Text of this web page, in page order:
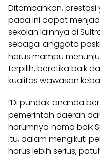
Ditambahkan,
pada ini dapat
sekolah lainnya di
sebagai anggota
harus mampu
terpilih, beretika baik
kualitas wawasan
“Di pundak ananda
pemerintah daerah
harumnya nama baik
itu, dalam mengikuti
harus lebih serius,